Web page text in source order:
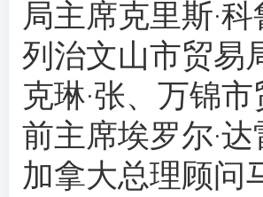
局主席克里斯·科
列治文山市贸易
克琳·张、万锦
前主席埃罗尔·
加拿大总理顾问